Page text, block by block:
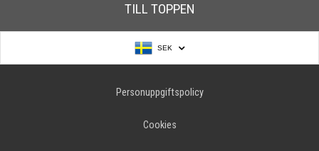
TILL TOPPEN
SEK
Personuppgiftspolicy
Cookies